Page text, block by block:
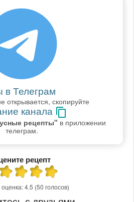
Телеграм
открывается, скопируйте
канала
рецепты" в приложении
телеграм.
рецепт
4.5 (50 голосов)